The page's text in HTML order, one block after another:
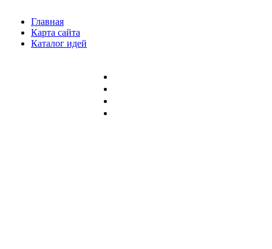
Главная
Карта сайта
Каталог идей